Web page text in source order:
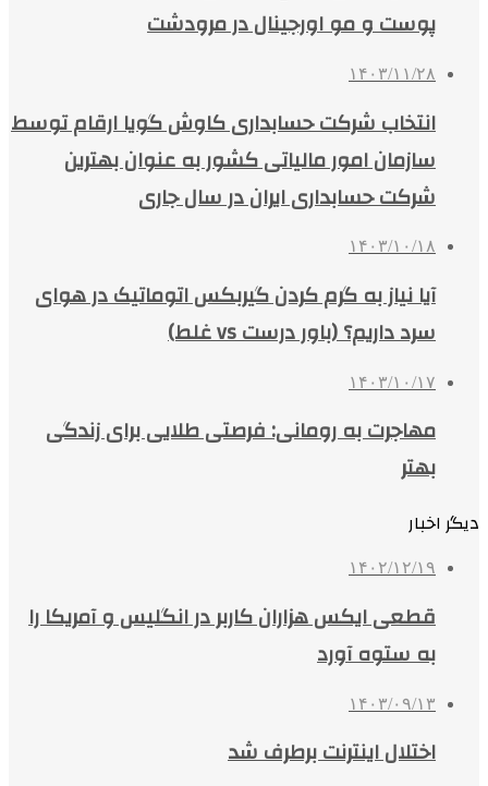
پوست و مو اورجینال در مرودشت
۱۴۰۳/۱۱/۲۸
انتخاب شرکت حسابداری کاوش گویا ارقام توسط
سازمان امور مالیاتی کشور به عنوان بهترین
شرکت حسابداری ایران در سال جاری
۱۴۰۳/۱۰/۱۸
آیا نیاز به گرم کردن گیربکس اتوماتیک در هوای
سرد داریم؟ (باور درست vs غلط)
۱۴۰۳/۱۰/۱۷
مهاجرت به رومانی: فرصتی طلایی برای زندگی
بهتر
دیگر اخبار
۱۴۰۲/۱۲/۱۹
قطعی ایکس هزاران کاربر در انگلیس و آمریکا را
به ستوه آورد
۱۴۰۳/۰۹/۱۳
اختلال اینترنت برطرف شد